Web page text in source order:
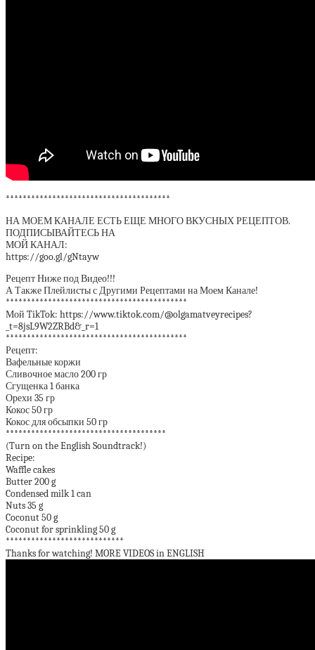
***************************************
НА МОЕМ КАНАЛЕ ЕСТЬ ЕЩЕ МНОГО ВКУСНЫХ РЕЦЕПТОВ.
ПОДПИСЫВАЙТЕСЬ НА
МОЙ КАНАЛ:
https://goo.gl/gNtayw
Рецепт Ниже под Видео!!!
А Также Плейлисты с Другими Рецептами на Моем Канале!
*******************************************
Мой TikTok: https://www.tiktok.com/@olgamatveyrecipes?
_t=8jsL9W2ZRBd&_r=1
*******************************************
Рецепт:
Вафельные коржи
Сливочное масло 200 гр
Сгущенка 1 банка
Орехи 35 гр
Кокос 50 гр
Кокос для обсыпки 50 гр
**************************************
(Turn on the English Soundtrack!)
Recipe:
Waffle cakes
Butter 200 g
Condensed milk 1 can
Nuts 35 g
Coconut 50 g
Coconut for sprinkling 50 g
****************************
Thanks for watching! MORE VIDEOS in ENGLISH